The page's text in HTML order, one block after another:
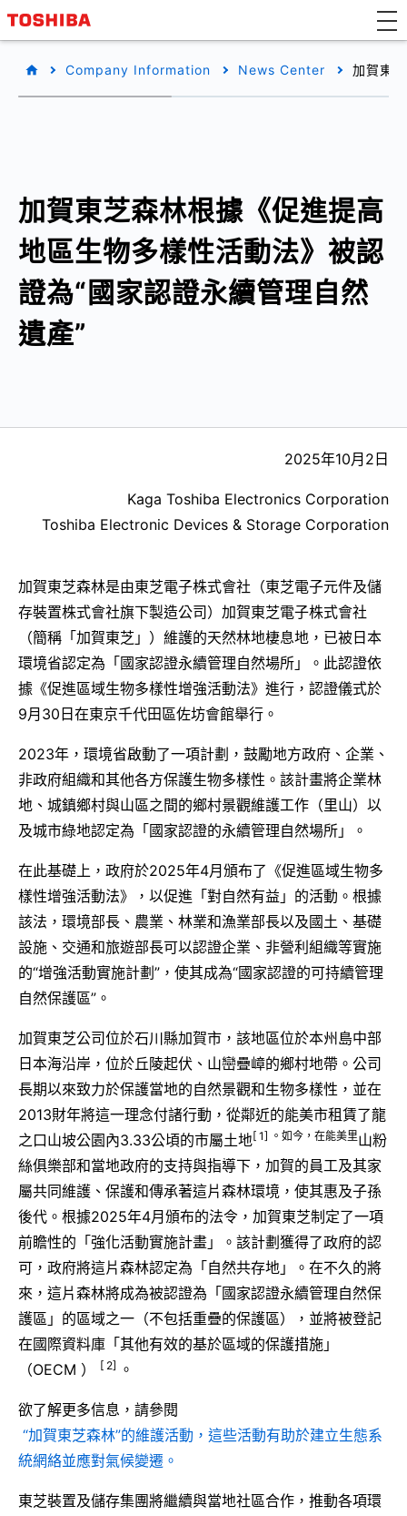
Company Information News Center 加賀東
加賀東芝森林根據《促進提高
地區生物多樣性活動法》被認
證為“國家認證永續管理自然
遺產”
2025年10月2日
Kaga Toshiba Electronics Corporation
Toshiba Electronic Devices & Storage Corporation
加賀東芝森林是由東芝電子株式會社（東芝電子元件及儲
存裝置株式會社旗下製造公司）加賀東芝電子株式會社
（簡稱「加賀東芝」）維護的天然林地棲息地，已被日本
環境省認定為「國家認證永續管理自然場所」。此認證依
據《促進區域生物多樣性增強活動法》進行，認證儀式於
9月30日在東京千代田區佐坊會館舉行。
2023年，環境省啟動了一項計劃，鼓勵地方政府、企業、
非政府組織和其他各方保護生物多樣性。該計畫將企業林
地、城鎮鄉村與山區之間的鄉村景觀維護工作（里山）以
及城市綠地認定為「國家認證的永續管理自然場所」。
在此基礎上，政府於2025年4月頒布了《促進區域生物多
樣性增強活動法》，以促進「對自然有益」的活動。根據
該法，環境部長、農業、林業和漁業部長以及國土、基礎
設施、交通和旅遊部長可以認證企業、非營利組織等實施
的“增強活動實施計劃”，使其成為“國家認證的可持續管理
自然保護區”。
加賀東芝公司位於石川縣加賀市，該地區位於本州島中部
日本海沿岸，位於丘陵起伏、山巒疊嶂的鄉村地帶。公司
長期以來致力於保護當地的自然景觀和生物多樣性，並在
2013財年將這一理念付諸行動，從鄰近的能美市租賃了龍
之口山坡公園內3.33公頃的市屬土地[ 1] 。如今，在能美里山粉
絲俱樂部和當地政府的支持與指導下，加賀的員工及其家
屬共同維護、保護和傳承著這片森林環境，使其惠及子孫
後代。根據2025年4月頒布的法令，加賀東芝制定了一項
前瞻性的「強化活動實施計畫」。該計劃獲得了政府的認
可，政府將這片森林認定為「自然共存地」。在不久的將
來，這片森林將成為被認證為「國家認證永續管理自然保
護區」的區域之一（不包括重疊的保護區），並將被登記
在國際資料庫「其他有效的基於區域的保護措施」
（OECM ）
[ 2] 。
欲了解更多信息，請參閱
“加賀東芝森林”的維護活動，這些活動有助於建立生態系
統網絡並應對氣候變遷。
東芝裝置及儲存集團將繼續與當地社區合作，推動各項環